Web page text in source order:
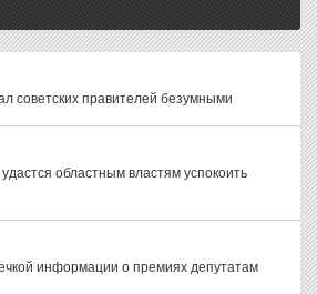
советских правителей безумными
областным властям успокоить
информации о премиях депутатам